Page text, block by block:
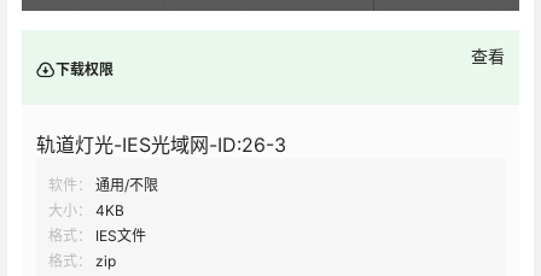
下载权限
查看
轨道灯光-IES光域网-ID:26-3
软件：
通用/不限
大小：
4KB
格式：
IES文件
格式：
zip